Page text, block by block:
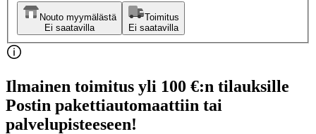
Nouto myymälästä
Ei saatavilla
Toimitus
Ei saatavilla
Ilmainen toimitus yli 100 €:n tilauksille
Postin pakettiautomaattiin tai
palvelupisteeseen!